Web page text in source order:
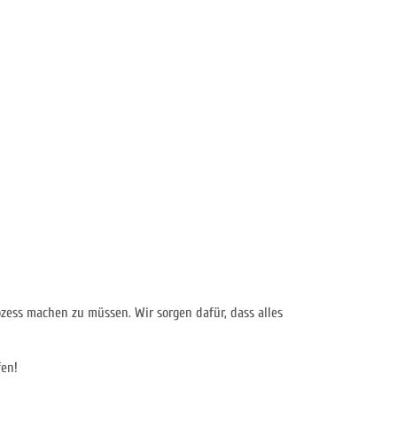
machen zu müssen. Wir sorgen dafür, dass alles